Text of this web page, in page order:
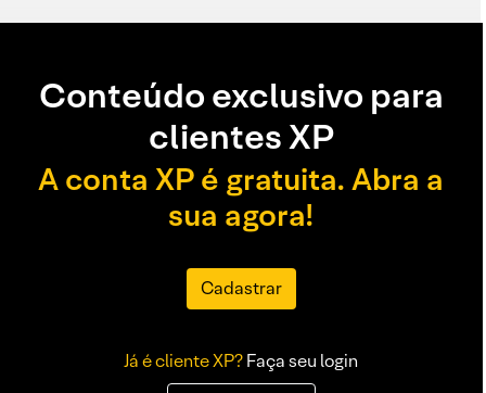
Conteúdo exclusivo para
clientes XP
A conta XP é gratuita. Abra a
sua agora!
Cadastrar
Já é cliente XP?Faça seu login